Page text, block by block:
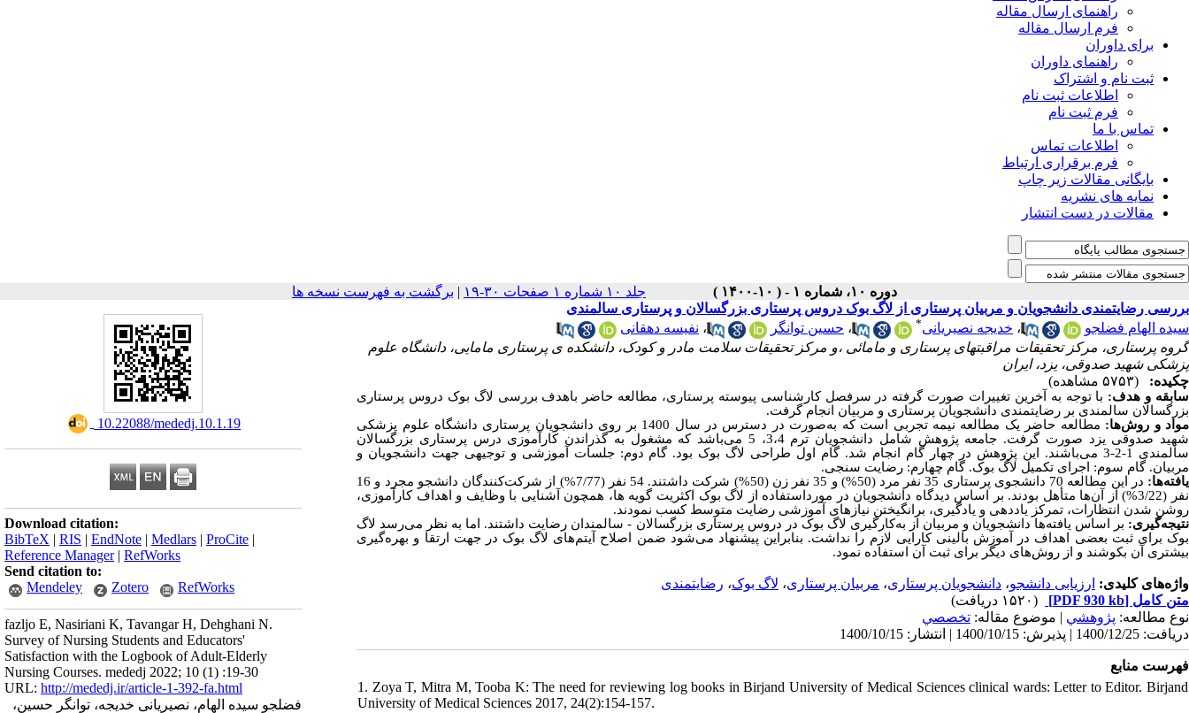
راهنمای ارسال مقاله
فرم ارسال مقاله
برای داوران
راهنمای داوران
ثبت نام و اشتراک
اطلاعات ثبت نام
فرم ثبت نام
تماس با ما
اطلاعات تماس
فرم برقراری ارتباط
بایگانی مقالات زیر چاپ
نمایه های نشریه
مقالات در دست انتشار
دوره ۱۰، شماره ۱ - ( ۱۰-۱۴۰۰ ) جلد ۱۰ شماره ۱ صفحات ۳۰-۱۹ | برگشت به فهرست نسخه ها
‎ 10.22088/mededj.10.1.19
Download citation:
BibTeX | RIS | EndNote | Medlars | ProCite |
Reference Manager| RefWorks
Send citation to:
Mendeley
Zotero RefWorks
fazljo E, Nasiriani K, Tavangar H, Dehghani N.
Survey of Nursing Students and Educators'
Satisfaction with the Logbook of Adult-Elderly
Nursing Courses. mededj 2022; 10 (1) :19-30
URL: http://mededj.ir/article-1-392-fa.html
فضلجو سیده الهام، نصیریانی خدیجه، توانگر حسین،
بررسی رضایتمندی دانشجویان و مربیان پرستاری از لاگ بوک دروس پرستاری بزرگسالان و پرستاری سالمندی
سیده الهام فضلجو
، خدیجه نصیریانی* ، حسین توانگر ، نفیسه دهقانی
گروه پرستاری، مرکز تحقیقات مراقبتهای پرستاری و مامائی ،و مرکز تحقیقات سلامت مادر و کودک، دانشکده ی پرستاری مامایی، دانشگاه علوم
پزشکی شهید صدوقی، یزد، ایران
چکیده:
(۵۷۵۳ مشاهده)
سابقه و هدف: باتوجه به آخرین تغییرات صورت گرفته در سرفصل کارشناسی پیوسته پرستاری، مطالعه حاضر باهدف بررسی لاگ بوک دروس پرستاری
بزرگسالان سالمندی بر رضایتمندی دانشجویان پرستاری و مربیان انجام گرفت.
مواد و روش‌ها:
مطالعه حاضر یک مطالعه نیمه تجربی است که به‌صورت در دسترس در سال 1400 بر روی دانشجویان پرستاری دانشگاه علوم پزشکی
شهید صدوقی یزد صورت گرفت. جامعه پژوهش شامل دانشجویان ترم 3،4، 5 می‌باشد که مشغول به گذراندن کارآموزی درس پرستاری بزرگسالان
سالمندی 1-2-3 می‌باشند. این پژوهش در چهار گام انجام شد. گام اول طراحی لاگ بوک بود. گام دوم: جلسات آموزشی و توجیهی جهت دانشجویان و
مربیان. گام سوم: اجرای تکمیل لاگ بوک. گام چهارم: رضایت سنجی.
یافته‌ها:
در این مطالعه 70 دانشجوی پرستاری 35 نفر مرد (50%) و 35 نفر زن (50%) شرکت داشتند. 54 نفر (7/77%) از شرکت‌کنندگان دانشجو مجرد و 16
نفر (3/22%) از آن‌ها متأهل بودند. بر اساس دیدگاه دانشجویان در مورداستفاده از لاگ بوک اکثریت گویه ها
، همچون آشنایی با وظایف و اهداف کارآموزی،
روشن شدن انتظارات، تمرکز یاددهی و یادگیری، برانگیختن نیازهای آموزشی رضایت متوسط کسب نمودند.
نتیجه‌گیری: بر اساس یافته‌ها دانشجویان و مربیان از به‌کارگیری لاگ بوک در دروس پرستاری بزرگسالان - سالمندان رضایت داشتند. اما به نظر می‌رسد لاگ
بوک برای ثبت بعضی اهداف در آموزش بالینی کارایی لازم را نداشت. بنابراین پیشنهاد می‌شود ضمن اصلاح آیتم‌های لاگ بوک در جهت ارتقا و بهره‌گیری
بیشتری آن بکوشند و از روش‌های دیگر برای ثبت آن استفاده نمود.
واژه‌های کلیدی: ارزیابی دانشجو، دانشجویان پرستاری، مربیان پرستاری، لاگ بوک، رضایتمندی
متن کامل [PDF 930 kb]
(۱۵۲۰ دریافت)
نوع مطالعه: پژوهشي | موضوع مقاله: تخصصي
دریافت: 1400/12/25 | پذیرش: 1400/10/15 | انتشار: 1400/10/15
فهرست منابع
1. Zoya T, Mitra M, Tooba K: The need for reviewing log books in Birjand University of Medical Sciences clinical wards: Letter to Editor. Birjand
University of Medical Sciences 2017, 24(2):154-157.